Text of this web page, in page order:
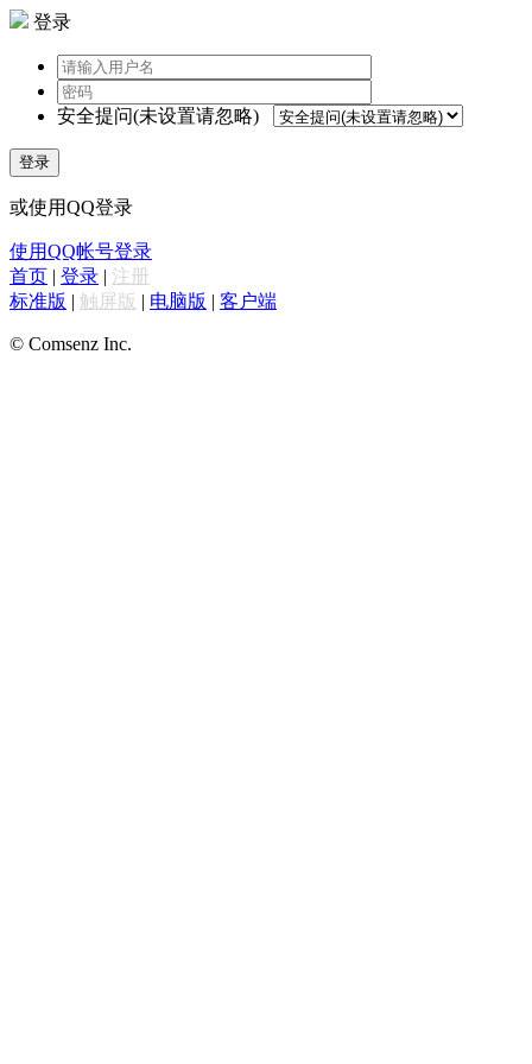
登录
安全提问(未设置请忽略)
登录
或使用QQ登录
使用QQ帐号登录
首页 | 登录 | 注册
标准版 | 触屏版 | 电脑版 | 客户端
© Comsenz Inc.